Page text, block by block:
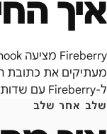
איך
ל-Fireberry עם שדות שם, טלפון, מקור ותאריך. לחלופין ניתן להשתמש ב-Zapier עם חיבור Fireberry.
שלב אחר שלב